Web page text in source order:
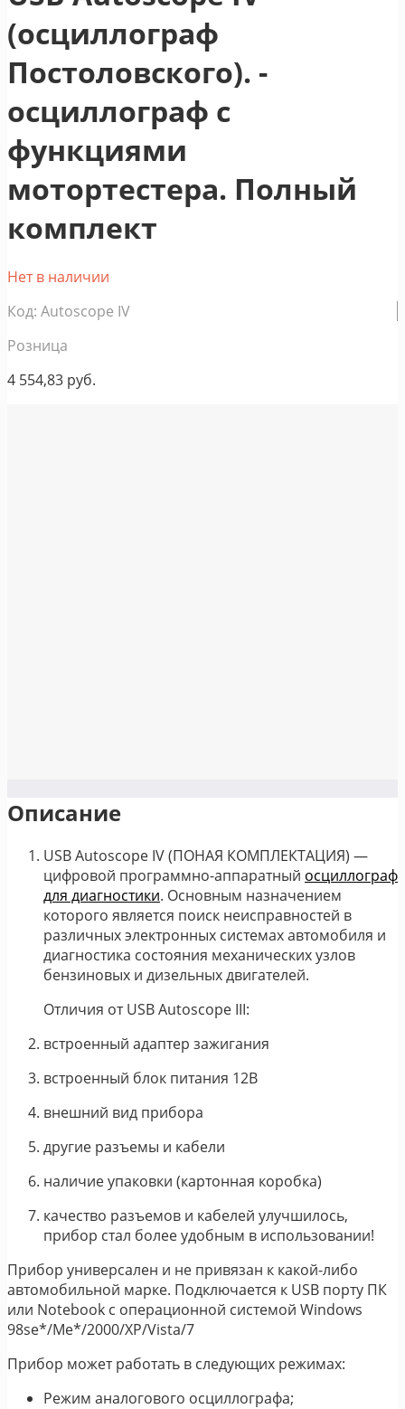
(осциллограф
Постоловского). -
осциллограф с
функциями
мотортестера. Полный
комплект
Нет в наличии
Код: Autoscope IV
Розница
4 554,83 руб.
Описание
USB Autoscope IV (ПОНАЯ КОМПЛЕКТАЦИЯ) ―
цифровой программно-аппаратный осциллограф
для диагностики. Основным назначением
которого является поиск неисправностей в
различных электронных системах автомобиля и
диагностика состояния механических узлов
бензиновых и дизельных двигателей.
Отличия от USB Autoscope III:
встроенный адаптер зажигания
встроенный блок питания 12В
внешний вид прибора
другие разъемы и кабели
наличие упаковки (картонная коробка)
качество разъемов и кабелей улучшилось,
прибор стал более удобным в использовании!
Прибор универсален и не привязан к какой-либо
автомобильной марке. Подключается к USB порту ПК
или Notebook с операционной системой Windows
98se*/Me*/2000/XP/Vista/7
Прибор может работать в следующих режимах:
Режим аналогового осциллографа;